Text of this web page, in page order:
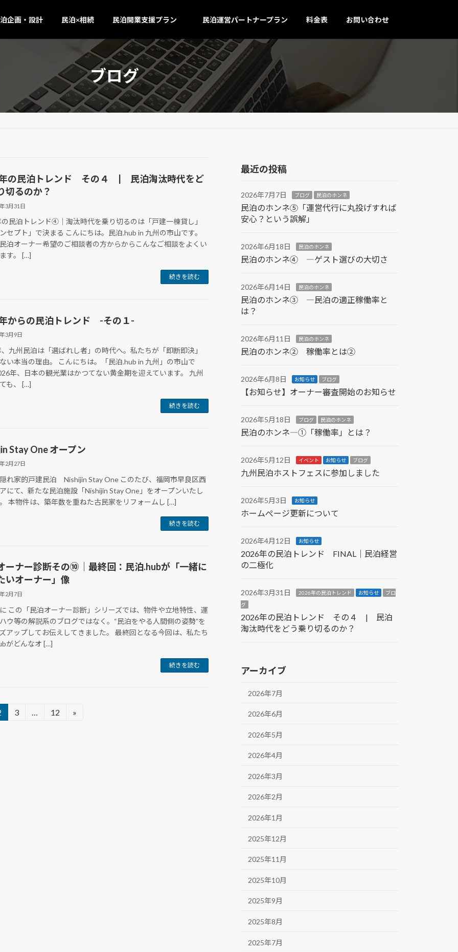
企画・設計 民泊×相続 民泊開業支援プラン 民泊運営パートナープラン 料金表 お問い合わせ
ブログ
の民泊トレンド その４ | 民泊淘汰時代をど
切るのか？
3月31日
民泊トレンド④｜淘汰時代を乗り切るのは「戸建一棟貸し」
セプト」で決まる こんにちは。民泊.hub in 九州の市山です。
泊オーナー希望のご相談者の方からからこんなご相談をよくい
す。 […]
続きを読む
からの民泊トレンド -その１-
3月9日
九州民泊は「選ばれし者」の時代へ。私たちが「即断即決」
い本当の理由。 こんにちは。「民泊.hub in 九州」の市山で
年、日本の観光業はかつてない黄金期を迎えています。 九州
も、 […]
続きを読む
Stay One オープン
2月27日
れ家的戸建民泊 Nishijin Stay One このたび、福岡市早良区西
にて、新たな民泊施設「Nishijin Stay One」をオープンいたし
本物件は、築年数を重ねた古民家をリフォームし […]
続きを読む
ーナー診断その⑩｜最終回：民泊.hubが「一緒に
いオーナー」像
2月7日
この「民泊オーナー診断」シリーズでは、物件や立地特性、運
ウ等の解説系のブログではなく。“民泊をやる人間側の姿勢”を
アップしてお伝えしてきました。 最終回となる今回は、私たち
がどんなオ […]
続きを読む
固
3 …
固
12 »
最近の投稿
2026年7月7日 ブログ 民泊のホンネ
民泊のホンネ⑤「運営代行に丸投げすれば
安心？という誤解」
2026年6月18日 民泊のホンネ
民泊のホンネ④ ―ゲスト選びの大切さ
2026年6月14日 民泊のホンネ
民泊のホンネ③ ―民泊の適正稼働率と
は？
2026年6月11日 民泊のホンネ
民泊のホンネ② 稼働率とは②
2026年6月8日 お知らせ ブログ
【お知らせ】オーナー審査開始のお知らせ
2026年5月18日 ブログ 民泊のホンネ
民泊のホンネ―①「稼働率」とは？
2026年5月12日 イベント お知らせ ブログ
九州民泊ホストフェスに参加しました
2026年5月3日 お知らせ
ホームぺージ更新について
2026年4月12日 お知らせ
2026年の民泊トレンド FINAL｜民泊経営
の二極化
2026年3月31日 2026年の民泊トレンド お知らせ
ブロ
グ
2026年の民泊トレンド その４ | 民泊
淘汰時代をどう乗り切るのか？
アーカイブ
2026年7月
2026年6月
2026年5月
2026年4月
2026年3月
2026年2月
2026年1月
2025年12月
2025年11月
2025年10月
2025年9月
2025年8月
2025年7月